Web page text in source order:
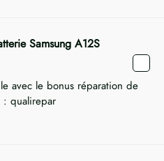
Samsung A12S
avec le bonus réparation de
qualirepar